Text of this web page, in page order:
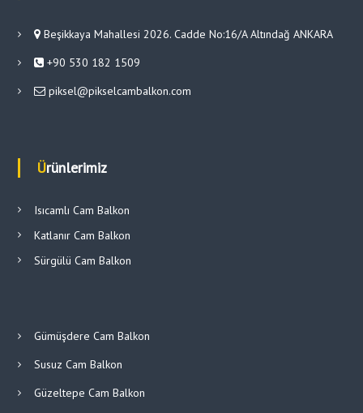
Beşikkaya Mahallesi 2026. Cadde No:16/A Altındağ ANKARA
+90 530 182 1509
piksel@pikselcambalkon.com
Ürünlerimiz
Isıcamlı Cam Balkon
Katlanır Cam Balkon
Sürgülü Cam Balkon
Gümüşdere Cam Balkon
Susuz Cam Balkon
Güzeltepe Cam Balkon